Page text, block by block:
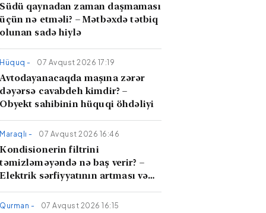
Südü qaynadan zaman daşmaması
üçün nə etməli? – Mətbəxdə tətbiq
olunan sadə hiylə
Hüquq - 07 Avqust 2026 17:19
Avtodayanacaqda maşına zərər
dəyərsə cavabdeh kimdir? –
Obyekt sahibinin hüquqi öhdəliyi
Maraqlı - 07 Avqust 2026 16:46
Kondisionerin filtrini
təmizləməyəndə nə baş verir? –
Elektrik sərfiyyatının artması və
Qurman - 07 Avqust 2026 16:15